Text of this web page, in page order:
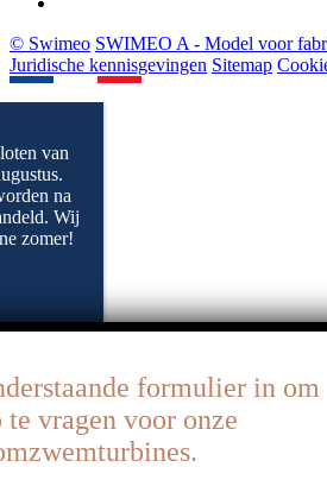
© Swimeo SWIMEO A - Model voor
Juridische kennisgevingen Sitemap
van
na
Wij
zomer!
formulier in om
vragen voor onze